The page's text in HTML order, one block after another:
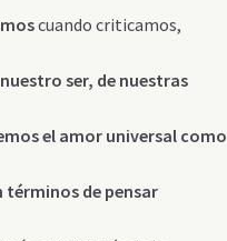
cuando criticamos,
ser, de nuestras
el amor universal como
términos de pensar